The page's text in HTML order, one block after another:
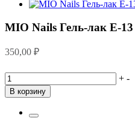
MIO Nails Гель-лак E-
350,00 ₽
+ -
В корзину